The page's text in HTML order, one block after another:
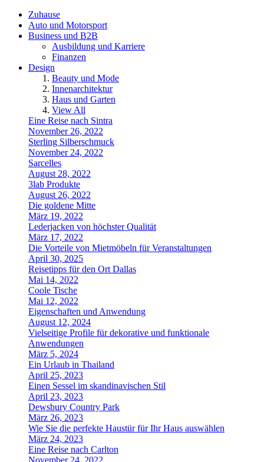
Zuhause
Auto und Motorsport
Business und B2B
Ausbildung und Karriere
Finanzen
Design
Beauty und Mode
Innenarchitektur
Haus und Garten
View All
Eine Reise nach Sintra
November 26, 2022
Sterling Silberschmuck
November 24, 2022
Sarcelles
August 28, 2022
3lab Produkte
August 26, 2022
Die goldene Mitte
März 19, 2022
Lederjacken von höchster Qualität
März 17, 2022
Die Vorteile von Mietmöbeln für Veranstaltungen
April 30, 2025
Reisetipps für den Ort Dallas
Mai 14, 2022
Coole Tische
Mai 12, 2022
Eigenschaften und Anwendung
August 12, 2024
Vielseitige Profile für dekorative und funktionale
Anwendungen
März 5, 2024
Ein Urlaub in Thailand
April 25, 2023
Einen Sessel im skandinavischen Stil
April 23, 2023
Dewsbury Country Park
März 26, 2023
Wie Sie die perfekte Haustür für Ihr Haus auswählen
März 24, 2023
Eine Reise nach Carlton
November 24, 2022